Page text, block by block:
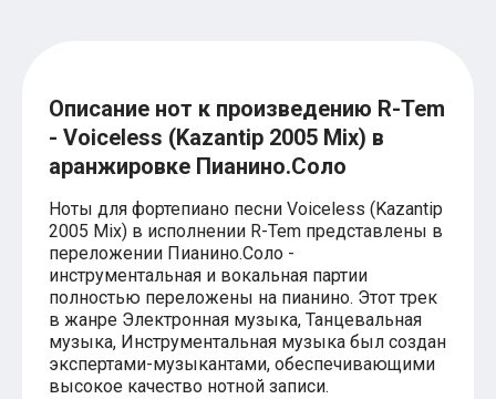
Анжелика Варум
Леонид Агутин
Саундтрек
Тематические
Из фильмов
Аватар: Путь воды
Титаник
Гарри Поттер
Хатико
Реквием по мечте
Пираты Карибского моря
Сумерки
Описание нот к произведению R-Tem
- Voiceless (Kazantip 2005 Mix) в
аранжировке Пианино.Соло
Ноты для фортепиано песни Voiceless (Kazantip
2005 Mix) в исполнении R-Tem представлены в
переложении Пианино.Соло -
инструментальная и вокальная партии
полностью переложены на пианино. Этот трек
в жанре Электронная музыка, Танцевальная
музыка, Инструментальная музыка был создан
экспертами-музыкантами, обеспечивающими
высокое качество нотной записи.